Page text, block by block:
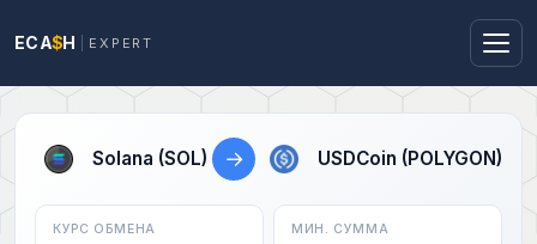
ECA$H EXPERT
Solana (SOL) → USDCoin (POLYGON)
КУРС ОБМЕНА МИН. СУММА